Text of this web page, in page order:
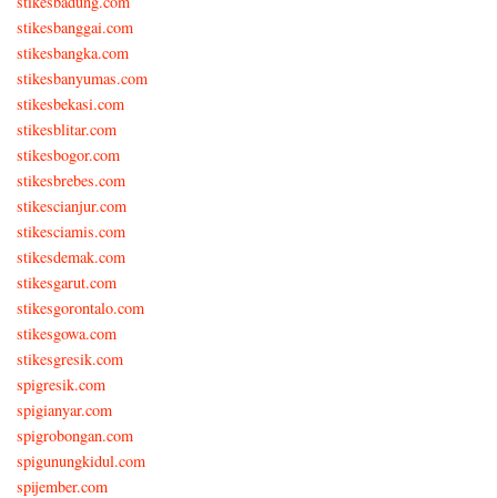
stikesbanggai.com
stikesbangka.com
stikesbanyumas.com
stikesbekasi.com
stikesblitar.com
stikesbogor.com
stikesbrebes.com
stikescianjur.com
stikesciamis.com
stikesdemak.com
stikesgarut.com
stikesgorontalo.com
stikesgowa.com
stikesgresik.com
spigresik.com
spigianyar.com
spigrobongan.com
spigunungkidul.com
spijember.com